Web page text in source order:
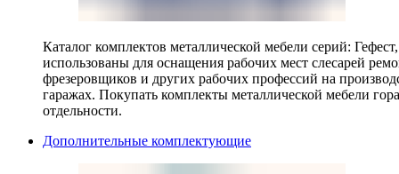
Каталог комплектов металлической мебели серий:
использованы для оснащения рабочих мест слесарей
фрезеровщиков и других рабочих профессий на
гаражах. Покупать комплекты металлической мебели
отдельности.
Дополнительные комплектующие